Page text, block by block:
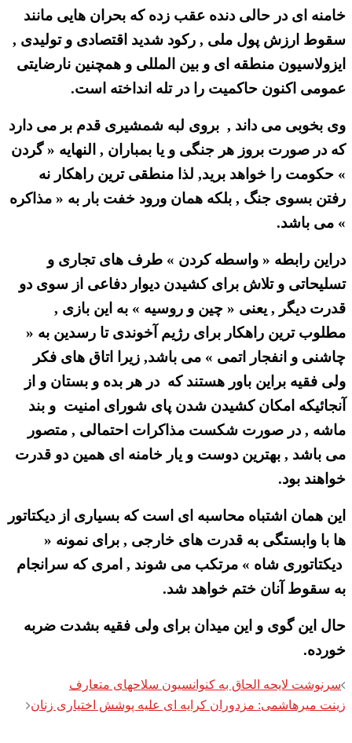
خامنه ای در حالی دنده عقب زده که بحران هایی مانند
سقوط ارزش پول ملی , رکود شدید اقتصادی و تولیدی ,
ایزولاسیون منطقه ای و بین المللی و همچنین نارضایتی
عمومی اکنون حاکمیت را در تله انداخته است.
وی بخوبی می داند , بروی لبه شمشیری قدم بر می دارد
که در صورت بروز هر جنگی و یا بمباران , النهایه « گردن
» حکومت را خواهد برید, لذا منطقی ترین راهکار نه
رفتن بسوی جنگ , بلکه همان ورود خفت بار به « مذاکره
» می باشد.
دراین رابطه « واسطه کردن » طرف های تجاری و
تسلیحاتی و تلاش برای کشیدن دیوار دفاعی از سوی دو
قدرت دیگر , یعنی « چین و روسیه » به این بازی ,
مطلوب ترین راهکار برای رژیم آخوندی تا رسدین به «
چاشنی و انفجار اتمی » می باشد, زیرا اتاق های فکر
ولی فقیه براین باور هستند که در هر بده و بستان و از
آنجائیکه امکان کشیدن شدن پای شورای امنیت و بند
ماشه , در صورت شکست مذاکرات احتمالی , متصور
می باشد , بهترین دوست و یار خامنه ای همین دو قدرت
خواهند بود.
این همان اشتباه محاسبه ای است که بسیاری از دیکتاتور
ها با وابستگی به قدرت های خارجی , برای نمونه «
دیکتاتوری شاه » مرتکب می شوند , امری که سرانجام
به سقوط آنان ختم خواهد شد.
حال این گوی و این میدان برای ولی فقیه بشدت ضربه
خورده.
Post
navigation
سرنوشت لایحه الحاق به کنوانسیون سلاحهای متعارف
زینت میرهاشمی: مزدوران کرایه ای علیه پوشش اختیاری زنان